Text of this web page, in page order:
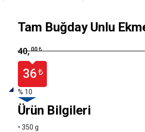
Tam Buğday Unlu
40, 00₺
36 ₺
% 10
Ürün Bilgileri
• 350 g